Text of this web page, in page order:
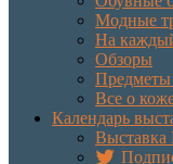
Модные
На
Обзоры
Предметы
Все о
Календарь